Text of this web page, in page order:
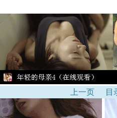
上一页 目